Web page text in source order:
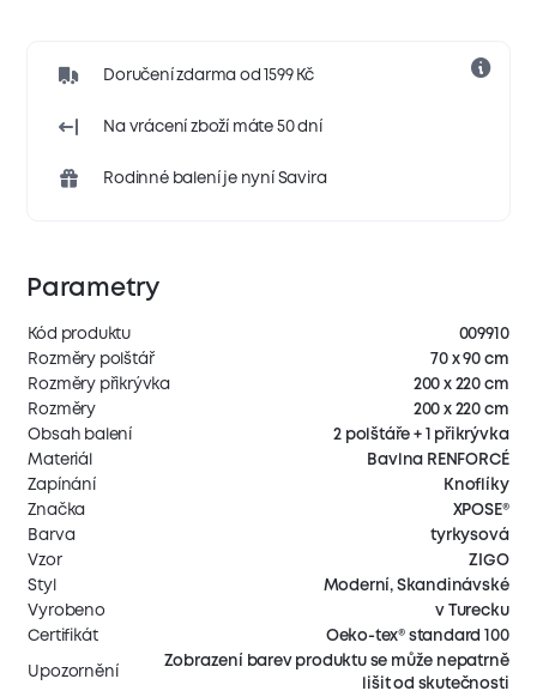
Doručení zdarma od 1599 Kč
Na vrácení zboží máte 50 dní
Rodinné balení je nyní Savira
Parametry
Kód produktu
009910
Rozměry polštář
70 x 90 cm
Rozměry přikrývka
200 x 220 cm
Rozměry
200 x 220 cm
Obsah balení
2 polštáře + 1 přikrývka
Materiál
Bavlna RENFORCÉ
Zapínání
Knoflíky
Značka
XPOSE®
Barva
tyrkysová
Vzor
ZIGO
Styl
Moderní, Skandinávské
Vyrobeno
v Turecku
Certifikát
Oeko-tex® standard 100
Upozornění
Zobrazení barev produktu se může nepatrně
lišit od skutečnosti